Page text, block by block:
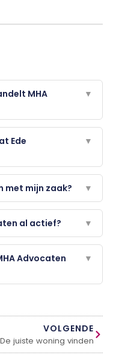
MHA
▼
Ede
▼
met mijn zaak? ▼
al actief? ▼
Advocaten
▼
VOLGENDE
De juiste woning vinden